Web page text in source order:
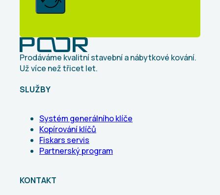
Prodáváme kvalitní stavební a nábytkové kování.
Už více než třicet let.
SLUŽBY
Systém generálního klíče
Kopírování klíčů
Fiskars servis
Partnerský program
KONTAKT